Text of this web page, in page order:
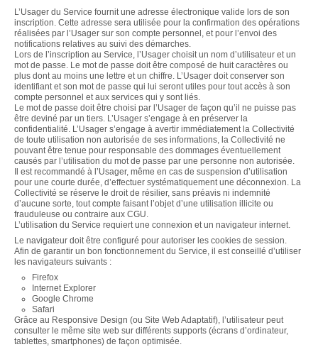
L’Usager du Service fournit une adresse électronique valide lors de son
inscription. Cette adresse sera utilisée pour la confirmation des opérations
réalisées par l’Usager sur son compte personnel, et pour l’envoi des
notifications relatives au suivi des démarches.
Lors de l’inscription au Service, l’Usager choisit un nom d’utilisateur et un
mot de passe. Le mot de passe doit être composé de huit caractères ou
plus dont au moins une lettre et un chiffre. L’Usager doit conserver son
identifiant et son mot de passe qui lui seront utiles pour tout accès à son
compte personnel et aux services qui y sont liés.
Le mot de passe doit être choisi par l’Usager de façon qu’il ne puisse pas
être deviné par un tiers. L’Usager s’engage à en préserver la
confidentialité. L’Usager s’engage à avertir immédiatement la Collectivité
de toute utilisation non autorisée de ses informations, la Collectivité ne
pouvant être tenue pour responsable des dommages éventuellement
causés par l’utilisation du mot de passe par une personne non autorisée.
Il est recommandé à l’Usager, même en cas de suspension d’utilisation
pour une courte durée, d’effectuer systématiquement une déconnexion. La
Collectivité se réserve le droit de résilier, sans préavis ni indemnité
d’aucune sorte, tout compte faisant l’objet d’une utilisation illicite ou
frauduleuse ou contraire aux CGU.
L’utilisation du Service requiert une connexion et un navigateur internet.
Le navigateur doit être configuré pour autoriser les cookies de session.
Afin de garantir un bon fonctionnement du Service, il est conseillé d’utiliser
les navigateurs suivants :
Firefox
Internet Explorer
Google Chrome
Safari
Grâce au Responsive Design (ou Site Web Adaptatif), l’utilisateur peut
consulter le même site web sur différents supports (écrans d’ordinateur,
tablettes, smartphones) de façon optimisée.